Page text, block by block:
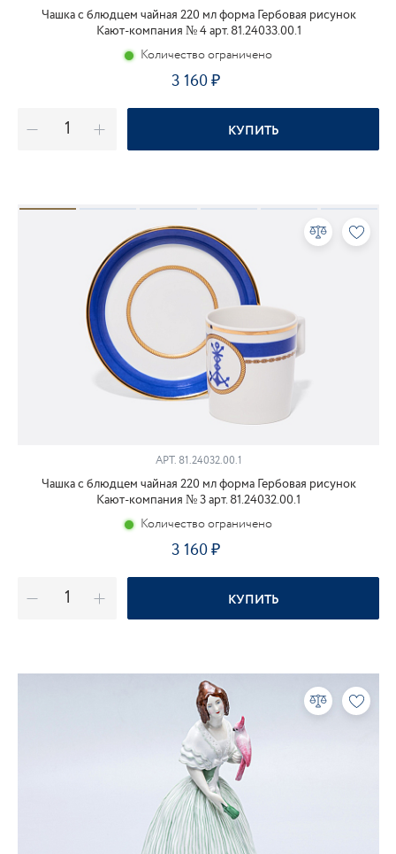
Чашка с блюдцем чайная 220 мл форма Гербовая рисунок
Кают-компания № 4 арт. 81.24033.00.1
Количество ограничено
3 160
КУПИТЬ
АРТ.81.24032.00.1
Чашка с блюдцем чайная 220 мл форма Гербовая рисунок
Кают-компания № 3 арт. 81.24032.00.1
Количество ограничено
3 160
КУПИТЬ